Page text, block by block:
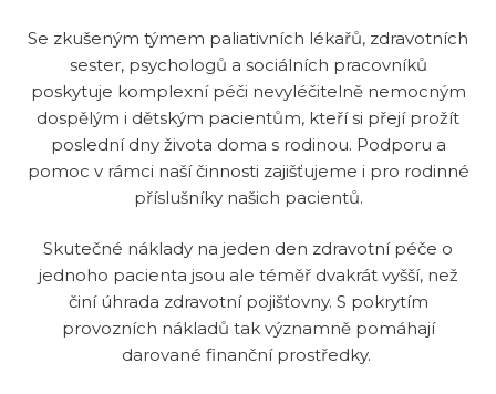
Se zkušeným týmem paliativních lékařů, zdravotních
sester, psychologů a sociálních pracovníků
poskytuje komplexní péči nevyléčitelně nemocným
dospělým i dětským pacientům, kteří si přejí prožít
poslední dny života doma s rodinou. Podporu a
pomoc v rámci naší činnosti zajišťujeme i pro rodinné
příslušníky našich pacientů.
Skutečné náklady na jeden den zdravotní péče o
jednoho pacienta jsou ale téměř dvakrát vyšší, než
činí úhrada zdravotní pojišťovny. S pokrytím
provozních nákladů tak významně pomáhají
darované finanční prostředky.